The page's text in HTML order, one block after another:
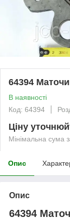
64394
В наявності
Код: 64394
Ціну
Мінімальна сума
Опис
Опис
64394